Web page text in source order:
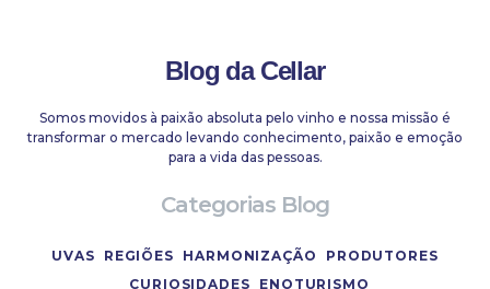
Blog da Cellar
Somos movidos à paixão absoluta pelo vinho e nossa missão é
transformar o mercado levando conhecimento, paixão e emoção
para a vida das pessoas.
Categorias Blog
UVAS REGIÕES HARMONIZAÇÃO
PRODUTORES
CURIOSIDADES
ENOTURISMO